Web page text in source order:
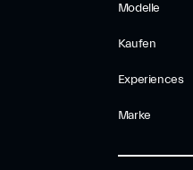
Modelle
Kaufen
Experiences
Marke